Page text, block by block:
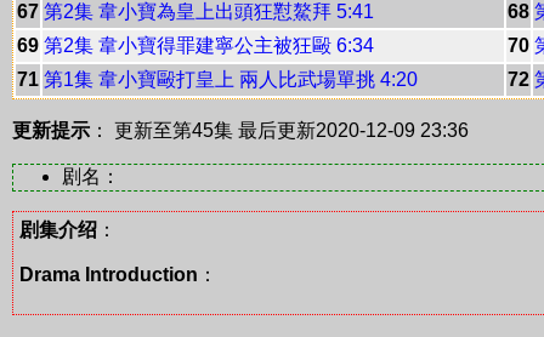
67 第2集 韋小寶為皇上出頭狂懟鰲拜 5:41 68
69 第2集 韋小寶得罪建寧公主被狂毆 6:34 70
71 第1集 韋小寶毆打皇上 兩人比武場單挑 4:20 72
更新提示 ： 更新至第45集 最后更新2020-12-09 23:36
剧名：
剧集介绍 ：
Drama Introduction ：